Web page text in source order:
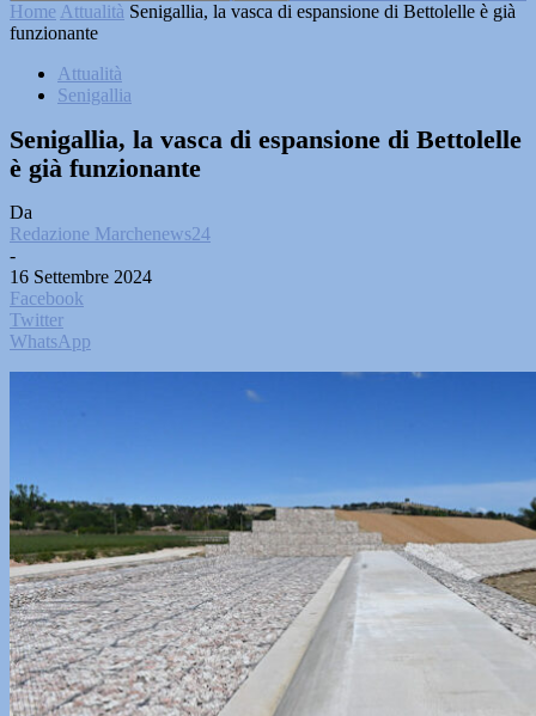
Home Attualità Senigallia, la vasca di espansione di Bettolelle è già
funzionante
Attualità
Senigallia
Senigallia, la vasca di espansione di Bettolelle
è già funzionante
Da
Redazione Marchenews24
-
16 Settembre 2024
Facebook
Twitter
WhatsApp